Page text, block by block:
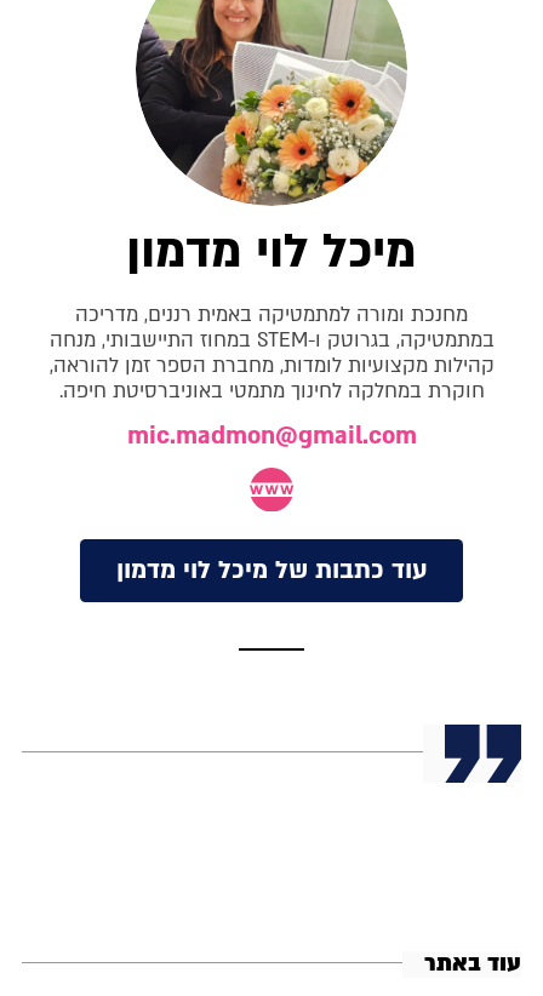
מיכל לוי מדמון
מחנכת ומורה למתמטיקה באמית רננים, מדריכה
במתמטיקה, בגרוטק ו-STEM במחוז התיישבותי, מנחה
קהילות מקצועיות לומדות, מחברת הספר זמן להוראה,
חוקרת במחלקה לחינוך מתמטי באוניברסיטת חיפה.
mic.madmon@gmail.com
עוד כתבות של מיכל לוי מדמון
עוד באתר